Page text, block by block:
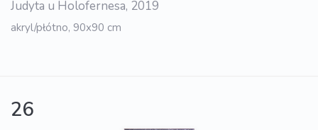
Judyta u Holofernesa, 2019
akryl/płótno, 90x90 cm
26